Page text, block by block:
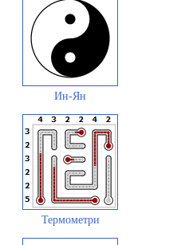
Ин-Ян
Термометри